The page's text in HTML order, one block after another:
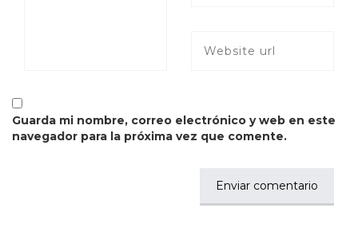
Guarda mi nombre, correo electrónico y web en este
navegador para la próxima vez que comente.